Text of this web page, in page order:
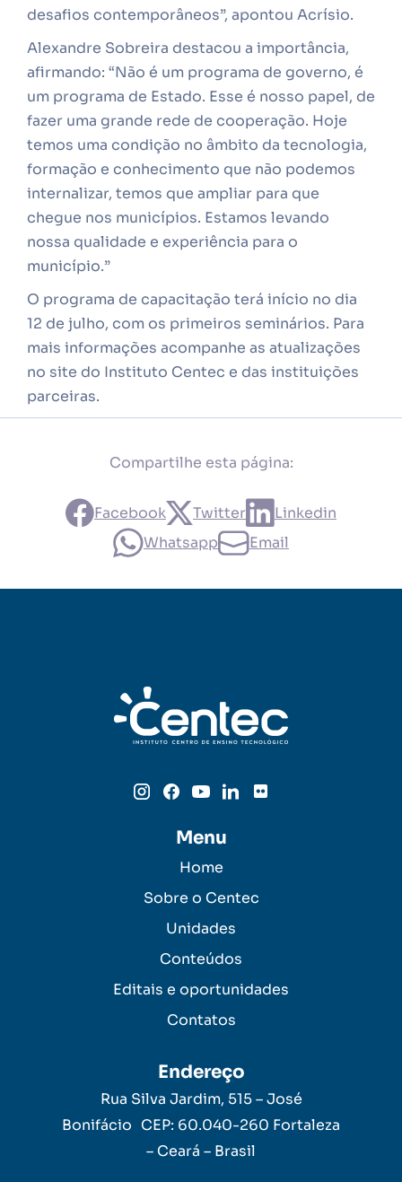
desafios contemporâneos”, apontou Acrísio.
Alexandre Sobreira destacou a importância,
afirmando: “Não é um programa de governo, é
um programa de Estado. Esse é nosso papel, de
fazer uma grande rede de cooperação. Hoje
temos uma condição no âmbito da tecnologia,
formação e conhecimento que não podemos
internalizar, temos que ampliar para que
chegue nos municípios. Estamos levando
nossa qualidade e experiência para o
município.”
O programa de capacitação terá início no dia
12 de julho, com os primeiros seminários. Para
mais informações acompanhe as atualizações
no site do Instituto Centec e das instituições
parceiras.
Compartilhe esta página:
Facebook Twitter
Linkedin
Whatsapp
Email
Menu
Home
Sobre o Centec
Unidades
Conteúdos
Editais e oportunidades
Contatos
Endereço
Rua Silva Jardim, 515 – José
Bonifácio CEP: 60.040-260 Fortaleza
– Ceará – Brasil